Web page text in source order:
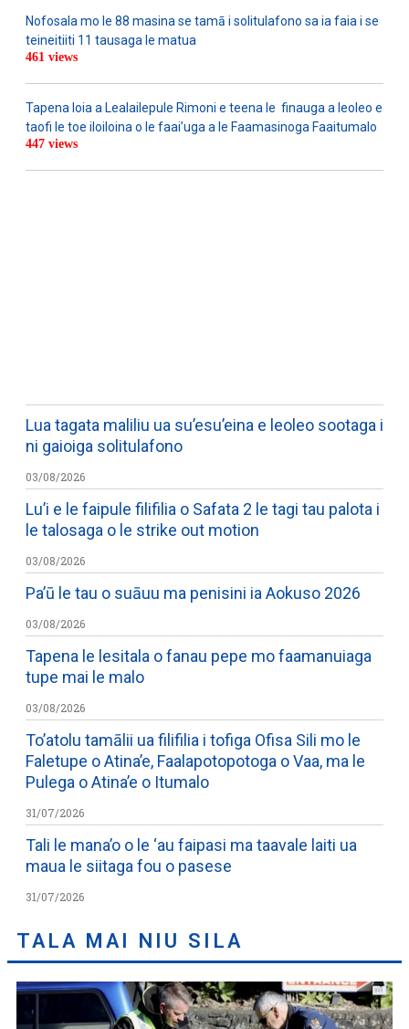
Nofosala mo le 88 masina se tamā i solitulafono sa ia faia i se
teineitiiti 11 tausaga le matua
461 views
Tapena loia a Lealailepule Rimoni e teena le finauga a leoleo e
taofi le toe iloiloina o le faai’uga a le Faamasinoga Faaitumalo
447 views
Lua tagata maliliu ua su’esu’eina e leoleo sootaga i
ni gaioiga solitulafono
03/08/2026
Lu’i e le faipule filifilia o Safata 2 le tagi tau palota i
le talosaga o le strike out motion
03/08/2026
Pa’ū le tau o suāuu ma penisini ia Aokuso 2026
03/08/2026
Tapena le lesitala o fanau pepe mo faamanuiaga
tupe mai le malo
03/08/2026
To’atolu tamālii ua filifilia i tofiga Ofisa Sili mo le
Faletupe o Atina’e, Faalapotopotoga o Vaa, ma le
Pulega o Atina’e o Itumalo
31/07/2026
Tali le mana’o o le ‘au faipasi ma taavale laiti ua
maua le siitaga fou o pasese
31/07/2026
TALA MAI NIU SILA